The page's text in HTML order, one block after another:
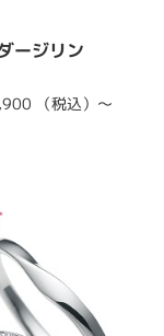
ージリン
（税込）～